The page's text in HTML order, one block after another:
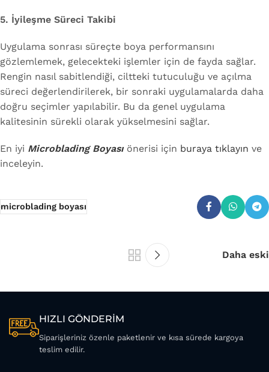
5. İyileşme Süreci Takibi
Uygulama sonrası süreçte boya performansını
gözlemlemek, gelecekteki işlemler için de fayda sağlar.
Rengin nasıl sabitlendiği, ciltteki tutuculuğu ve açılma
süreci değerlendirilerek, bir sonraki uygulamalarda daha
doğru seçimler yapılabilir. Bu da genel uygulama
kalitesinin sürekli olarak yükselmesini sağlar.
En iyi Microblading Boyasıönerisi için buraya tıklayın ve
inceleyin.
microblading boyası
Daha eski
HIZLI GÖNDERİM
Siparişleriniz özenle paketlenir ve kısa sürede kargoya
teslim edilir.